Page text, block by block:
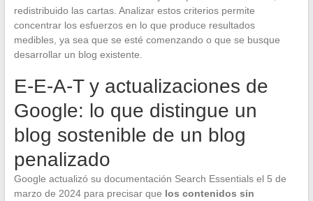
redistribuido las cartas. Analizar estos criterios permite
concentrar los esfuerzos en lo que produce resultados
medibles, ya sea que se esté comenzando o que se busque
desarrollar un blog existente.
E-E-A-T y actualizaciones de
Google: lo que distingue un
blog sostenible de un blog
penalizado
Google actualizó su documentación Search Essentials el 5 de
marzo de 2024 para precisar que los contenidos sin